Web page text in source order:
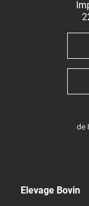
de
Elevage Bovin